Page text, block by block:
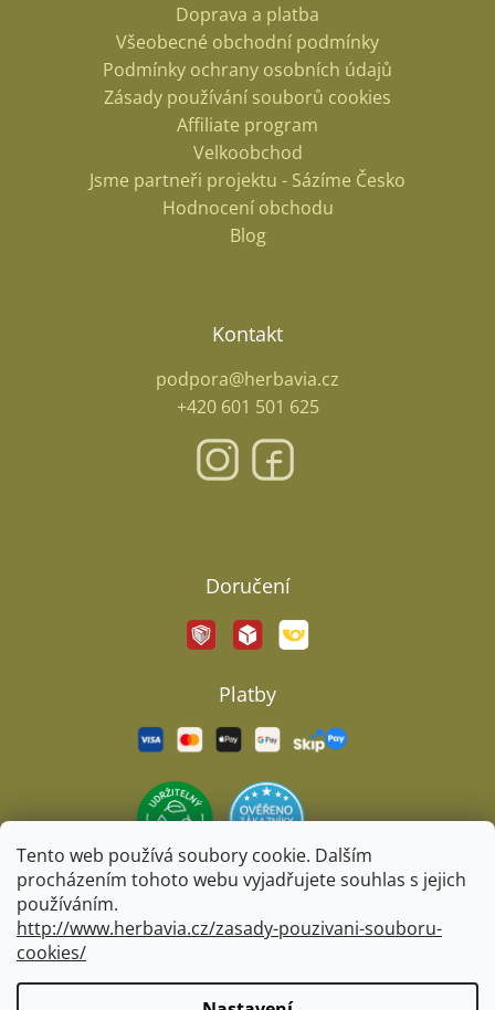
Tento web používá soubory cookie. Dalším
procházením tohoto webu vyjadřujete souhlas s jejich
používáním.
http://www.herbavia.cz/zasady-pouzivani-souboru-
cookies/
Doprava a platba
Všeobecné obchodní podmínky
Podmínky ochrany osobních údajů
Zásady používání souborů cookies
Affiliate program
Velkoobchod
Jsme partneři projektu - Sázíme Česko
Hodnocení obchodu
Blog
Kontakt
podpora@herbavia.cz
+420 601 501 625
Doručení
Platby